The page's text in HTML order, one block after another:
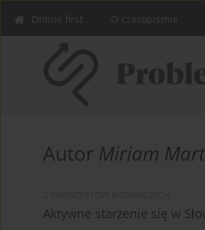
Online first O czasopiśmie
Autor Miriam
Aktywne starzenie się w